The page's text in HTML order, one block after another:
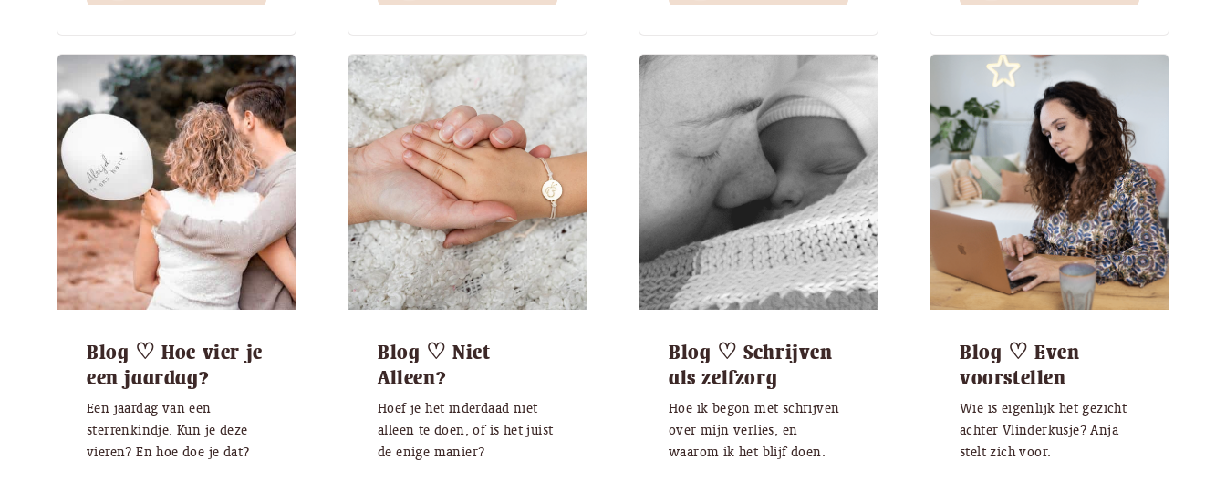
Blog ♡ Hoe vier je
een jaardag?
Een jaardag van een
sterrenkindje. Kun je deze
vieren? En hoe doe je dat?
Blog ♡ Niet
Alleen?
Hoef je het inderdaad niet
alleen te doen, of is het juist
de enige manier?
Blog ♡ Schrijven
als zelfzorg
Hoe ik begon met schrijven
over mijn verlies, en
waarom ik het blijf doen.
Blog ♡ Even
voorstellen
Wie is eigenlijk het gezicht
achter Vlinderkusje? Anja
stelt zich voor.